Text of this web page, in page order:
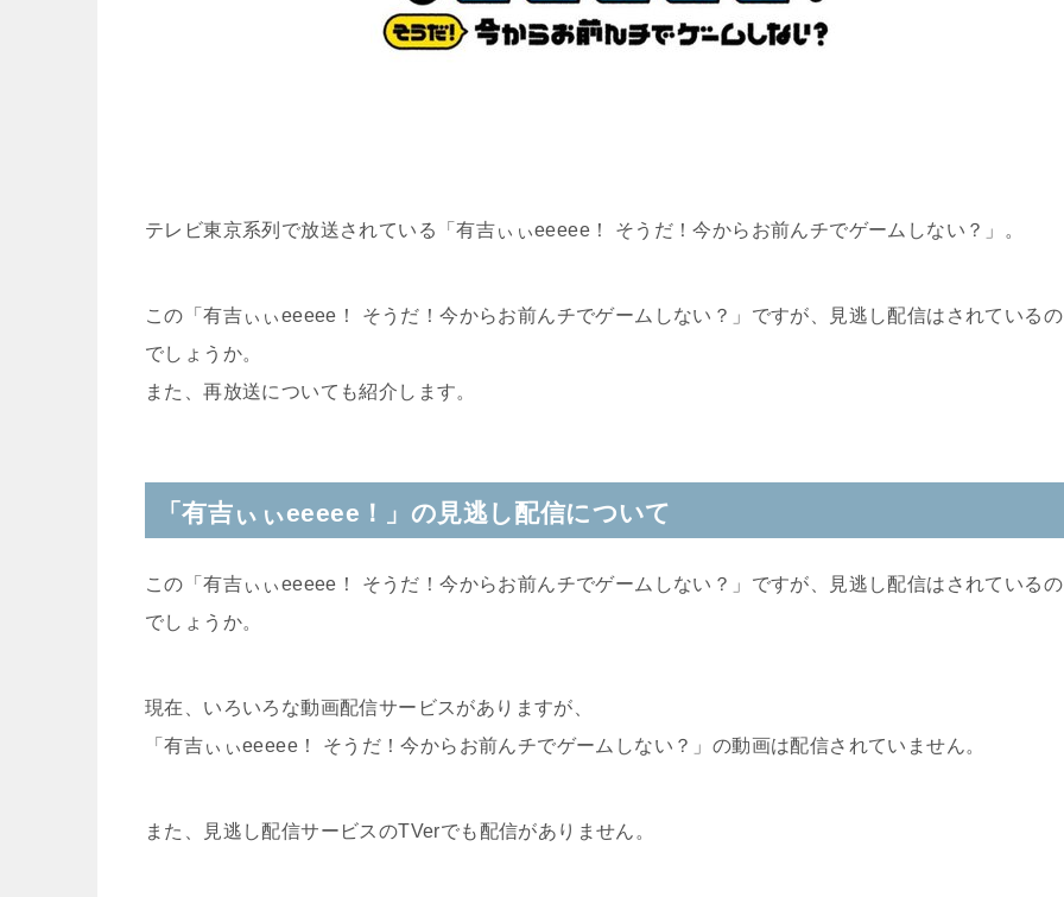
テレビ東京系列で放送されている「有吉ぃぃeeeee！ そうだ！今からお前んチでゲームしない？ 」。
この「有吉ぃぃeeeee！ そうだ！今からお前んチでゲームしない？ 」ですが、見逃し配信はされているの
でしょうか。
また、再放送についても紹介します。
「有吉ぃぃeeeee！」の見逃し配信について
この「有吉ぃぃeeeee！ そうだ！今からお前んチでゲームしない？ 」ですが、見逃し配信はされているの
でしょうか。
現在、いろいろな動画配信サービスがありますが、
「有吉ぃぃeeeee！ そうだ！今からお前んチでゲームしない？ 」の動画は配信されていません。
また、見逃し配信サービスのTVerでも配信がありません。